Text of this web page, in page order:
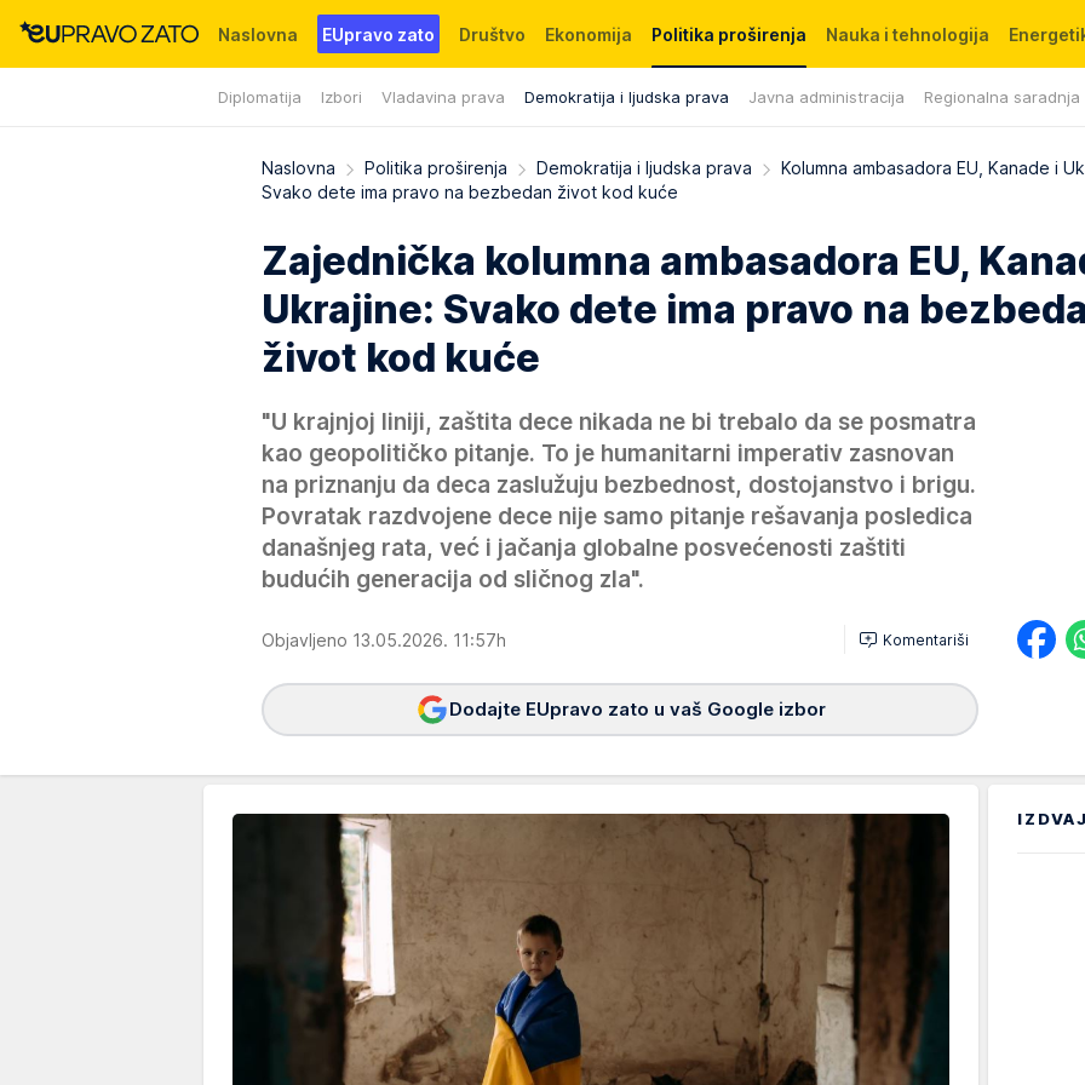
Naslovna EUpravo zato Društvo Ekonomija Politika proširenja
Diplomatija Izbori Vladavina prava Demokratija i ljudska prava Javna administracija Regionalna saradnja
Nauka i tehnologija
Događaji News WMG fondacija
Naslovna Politika proširenja Demokratija i ljudska prava
Kolumna ambasadora EU, Kanade i
Svako dete ima pravo na bezbedan život kod kuće
Zajednička kolumna ambasadora EU,
Ukrajine: Svako dete ima pravo na
život kod kuće
"U krajnjoj liniji, zaštita dece nikada ne bi trebalo da se posmatra
kao geopolitičko pitanje. To je humanitarni imperativ zasnovan
na priznanju da deca zaslužuju bezbednost, dostojanstvo i brigu.
Povratak razdvojene dece nije samo pitanje rešavanja posledica
današnjeg rata, već i jačanja globalne posvećenosti zaštiti
budućih generacija od sličnog zla".
Objavljeno 13.05.2026. 11:57h Komentariši
Dodajte EUpravo zato u vaš Google izbor